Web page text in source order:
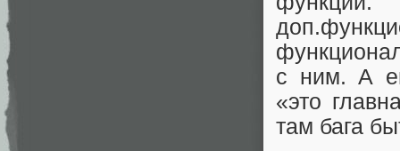
с ним. А
«это
там бага